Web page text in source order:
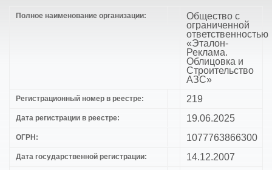
Полное наименование организации:
Общество с
ограниченной
ответственностью
«Эталон-
Реклама.
Облицовка и
Строительство
АЗС»
Регистрационный номер в реестре: 219
Дата регистрации в реестре: 19.06.2025
ОГРН: 1077763866300
Дата государственной регистрации: 14.12.2007